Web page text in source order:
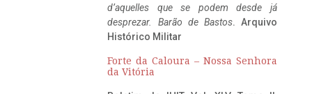
d’aquelles que se podem desde já
desprezar. Barão de Bastos. Arquivo
Histórico Militar
Forte da Caloura – Nossa Senhora
da Vitória